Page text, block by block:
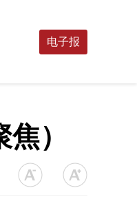
电子报
）